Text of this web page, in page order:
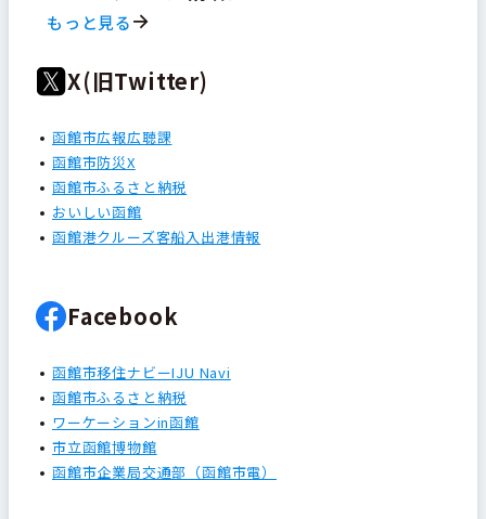
もっと見る
X(旧Twitter)
函館市広報広聴課
函館市防災X
函館市ふるさと納税
おいしい函館
函館港クルーズ客船入出港情報
Facebook
函館市移住ナビーIJU Navi
函館市ふるさと納税
ワーケーションin函館
市立函館博物館
函館市企業局交通部（函館市電）